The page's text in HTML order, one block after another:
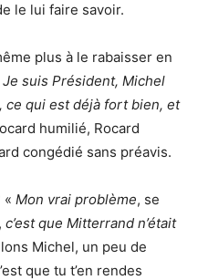
le lui faire savoir.
plus à le rabaisser en
Je suis Président, Michel
ce qui est déjà fort bien, et
humilié, Rocard
congédié sans préavis.
« Mon vrai problème, se
c’est que Mitterrand n’était
Michel, un peu de
que tu t’en rendes